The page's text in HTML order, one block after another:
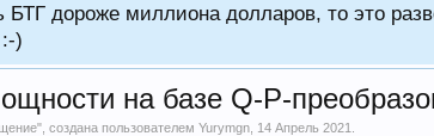
БТГ дороже миллиона долларов, то это
)
на базе Q-P-
", создана пользователемYurymgn 14 Апрель 2021